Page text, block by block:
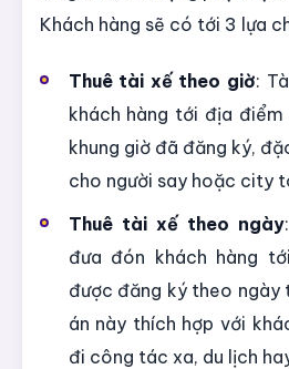
Khách hàng sẽ có tới 3 lựa
Thuê tài xế theo giờ:
khách hàng tới địa
khung giờ đã đăng ký,
cho người say hoặc city
Thuê tài xế theo ngày
đưa đón khách hàng
được đăng ký theo ngày
án này thích hợp với
đi công tác xa, du lịch